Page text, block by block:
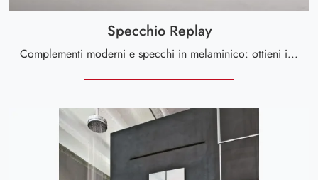
Specchio Replay
Complementi moderni e specchi in melaminico: ottieni informazioni sul modello Specchio Replay di Tomasella e potrai completare i tuoi spazi.